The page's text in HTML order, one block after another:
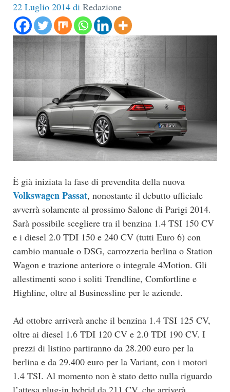
22 Luglio 2014 di Redazione
È già iniziata la fase di prevendita della nuova
Volkswagen Passat, nonostante il debutto ufficiale
avverrà solamente al prossimo Salone di Parigi 2014.
Sarà possibile scegliere tra il benzina 1.4 TSI 150 CV
e i diesel 2.0 TDI 150 e 240 CV (tutti Euro 6) con
cambio manuale o DSG, carrozzeria berlina o Station
Wagon e trazione anteriore o integrale 4Motion. Gli
allestimenti sono i soliti Trendline, Comfortline e
Highline, oltre al Businessline per le aziende.
Ad ottobre arriverà anche il benzina 1.4 TSI 125 CV,
oltre ai diesel 1.6 TDI 120 CV e 2.0 TDI 190 CV. I
prezzi di listino partiranno da 28.200 euro per la
berlina e da 29.400 euro per la Variant, con i motori
1.4 TSI. Al momento non è stato detto nulla riguardo